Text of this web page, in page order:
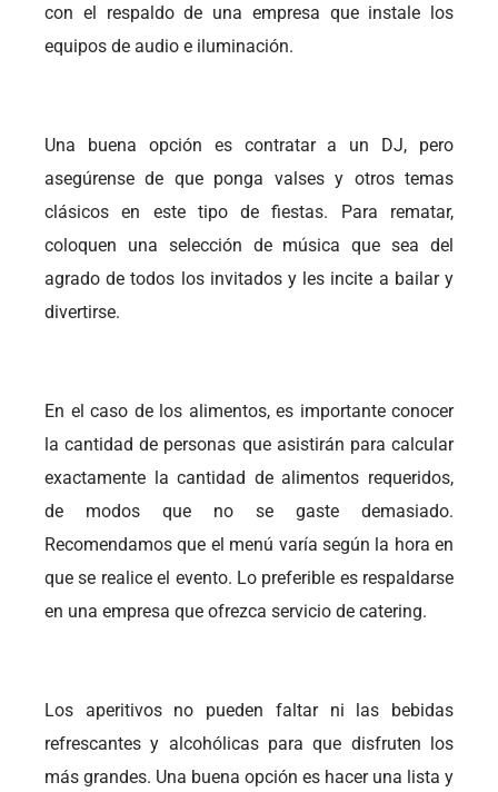
con el respaldo de una empresa que instale los
equipos de audio e iluminación.
Una buena opción es contratar a un DJ, pero
asegúrense de que ponga valses y otros temas
clásicos en este tipo de fiestas. Para rematar,
coloquen una selección de música que sea del
agrado de todos los invitados y les incite a bailar y
divertirse.
En el caso de los alimentos, es importante conocer
la cantidad de personas que asistirán para calcular
exactamente la cantidad de alimentos requeridos,
de modos que no se gaste demasiado.
Recomendamos que el menú varía según la hora en
que se realice el evento. Lo preferible es respaldarse
en una empresa que ofrezca servicio de catering.
Los aperitivos no pueden faltar ni las bebidas
refrescantes y alcohólicas para que disfruten los
más grandes. Una buena opción es hacer una lista y